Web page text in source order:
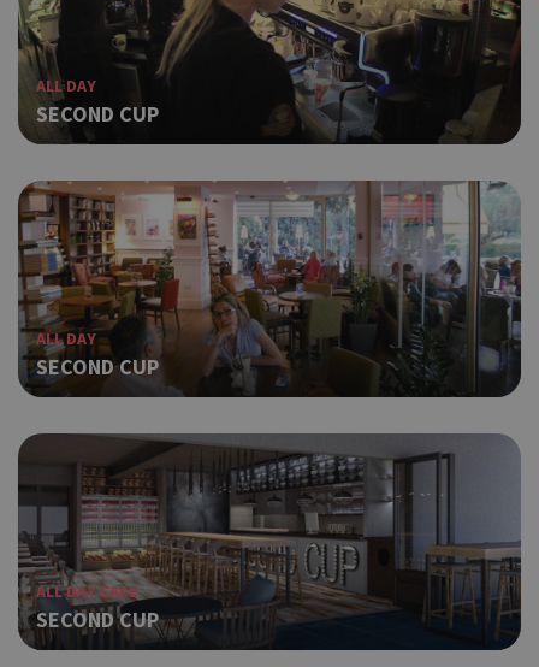
ALL DAY
SECOND CUP
ALL DAY
SECOND CUP
ALL DAY CAFE
SECOND CUP